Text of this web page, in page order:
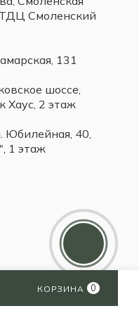
Смоленский
131
шоссе,
Хаус, 2 этаж
Юбилейная, 40,
1 этаж
КОРЗИНА 0